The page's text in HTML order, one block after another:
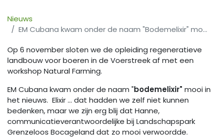
Nieuws
EM Cubana kwam onder de naam "Bodemelixir" mooi in het nieuws!
Op 6 november sloten we de opleiding regeneratieve
landbouw voor boeren in de Voerstreek af met een
workshop Natural Farming.
EM Cubana kwam onder de naam "bodemelixir" mooi in
het nieuws. Elixir … dat hadden we zelf niet kunnen
bedenken, maar we zijn erg blij dat Hanne,
communicatieverantwoordelijke bij Landschapspark
Grenzeloos Bocageland dat zo mooi verwoordde.